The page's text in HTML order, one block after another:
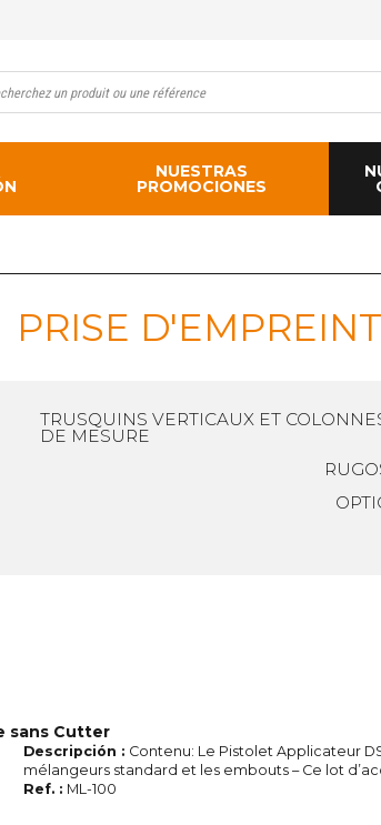
NUESTRAS
PROMOCIONES
PRISE
TRUSQUINS VERTICAUX ET
DE MESURE
sans Cutter
Descripción : Contenu: Le Pistolet Applicateur
mélangeurs standard et les embouts – Ce lot
Ref. : ML-100